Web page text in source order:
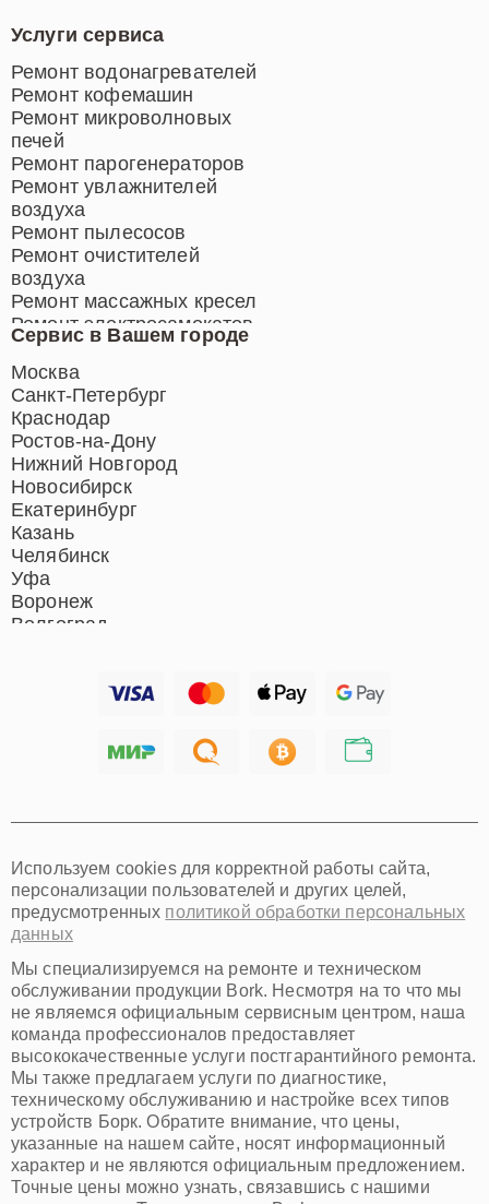
Сервис в Вашем городе
Москва
Санкт-Петербург
Краснодар
Ростов-на-Дону
Нижний Новгород
Новосибирск
Екатеринбург
Казань
Челябинск
Уфа
Воронеж
Волгоград
Хабаровск
Иркутск
Омск
Красноярск
Пермь
Ульяновск
Киров
Архангельск
Астрахань
Белгород
Благовещенск
Брянск
Владивосток
Владикавказ
Владимир
Волжский
Вологда
Услуги сервиса
Ремонт водонагревателей
Ремонт кофемашин
Ремонт микроволновых
печей
Ремонт парогенераторов
Ремонт увлажнителей
воздуха
Ремонт пылесосов
Ремонт очистителей
воздуха
Ремонт массажных кресел
Ремонт электросамокатов
Ремонт индукционных плит
Ремонт роботов-пылесосов
Ремонт гладильных систем
Ремонт отпаривателей
Ремонт вертикальных
пылесосов
Используем cookies для корректной работы сайта,
персонализации пользователей и других целей,
предусмотренных политикой обработки персональных
данных
Мы специализируемся на ремонте и техническом
обслуживании продукции Bork. Несмотря на то что мы
не являемся официальным сервисным центром, наша
команда профессионалов предоставляет
высококачественные услуги постгарантийного ремонта.
Мы также предлагаем услуги по диагностике,
техническому обслуживанию и настройке всех типов
устройств Борк. Обратите внимание, что цены,
указанные на нашем сайте, носят информационный
характер и не являются официальным предложением.
Точные цены можно узнать, связавшись с нашими